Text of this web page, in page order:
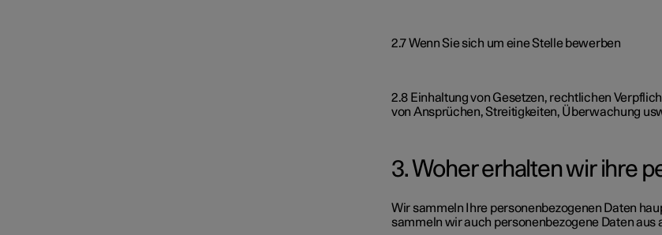
2.7 Wenn Sie sich um eine Stelle bewerben
2.8 Einhaltung von Gesetzen, rechtlichen
von Ansprüchen, Streitigkeiten, Überwachung
3. Woher erhalten wir ihre
Wir sammeln Ihre personenbezogenen Daten
sammeln wir auch personenbezogene Daten aus